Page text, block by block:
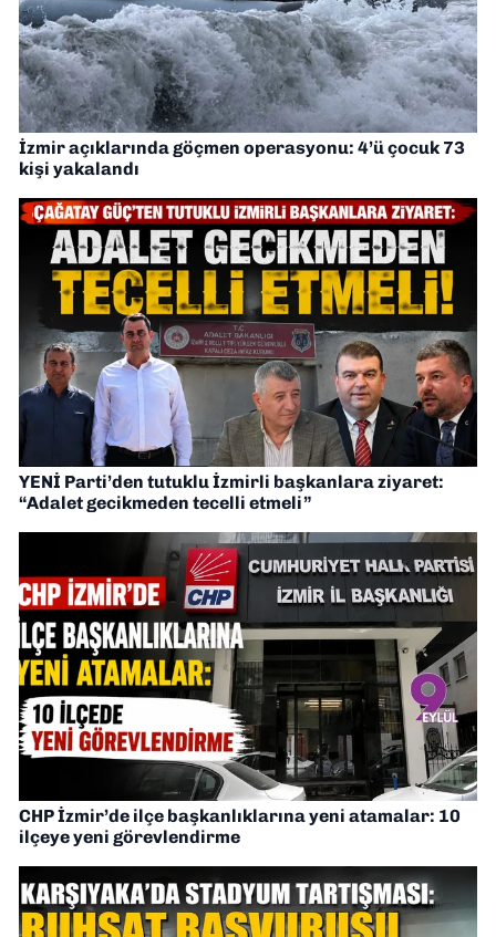
İzmir açıklarında göçmen operasyonu: 4’ü çocuk 73
kişi yakalandı
YENİ Parti’den tutuklu İzmirli başkanlara ziyaret:
“Adalet gecikmeden tecelli etmeli”
CHP İzmir’de ilçe başkanlıklarına yeni atamalar: 10
ilçeye yeni görevlendirme